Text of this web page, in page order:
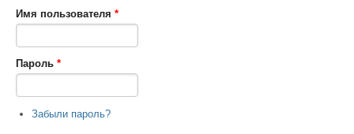
Имя пользователя *
Пароль *
Забыли пароль?